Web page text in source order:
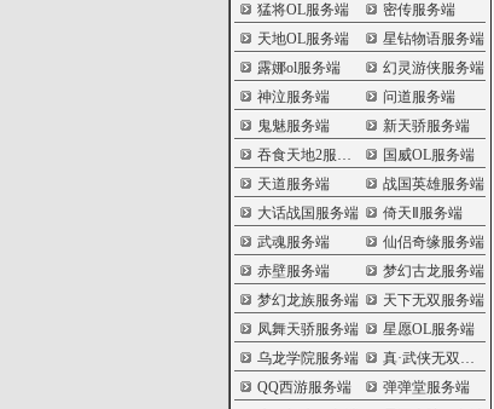
猛将OL服务端
密传服务端
天地OL服务端
星钻物语服务端
露娜ol服务端
幻灵游侠服务端
神泣服务端
问道服务端
鬼魅服务端
新天骄服务端
吞食天地2服务端
国威OL服务端
天道服务端
战国英雄服务端
大话战国服务端
倚天Ⅱ服务端
武魂服务端
仙侣奇缘服务端
赤壁服务端
梦幻古龙服务端
梦幻龙族服务端
天下无双服务端
凤舞天骄服务端
星愿OL服务端
乌龙学院服务端
真·武侠无双服务端
QQ西游服务端
弹弹堂服务端